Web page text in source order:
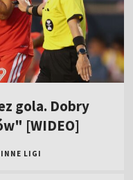
gola. Dobry
[WIDEO]
INNE LIGI